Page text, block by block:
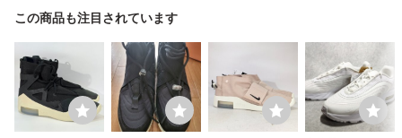
この商品も注目されています